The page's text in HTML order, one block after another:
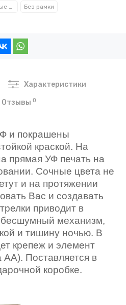
Без рамки
Характеристики
Отзывы0
и покрашены
краской. На
прямая УФ печать на
Сочные цвета не
и на протяжении
Вас и создавать
приводит в
механизм,
и тишину ночью. В
крепеж и элемент
AA). Поставляется в
коробке.